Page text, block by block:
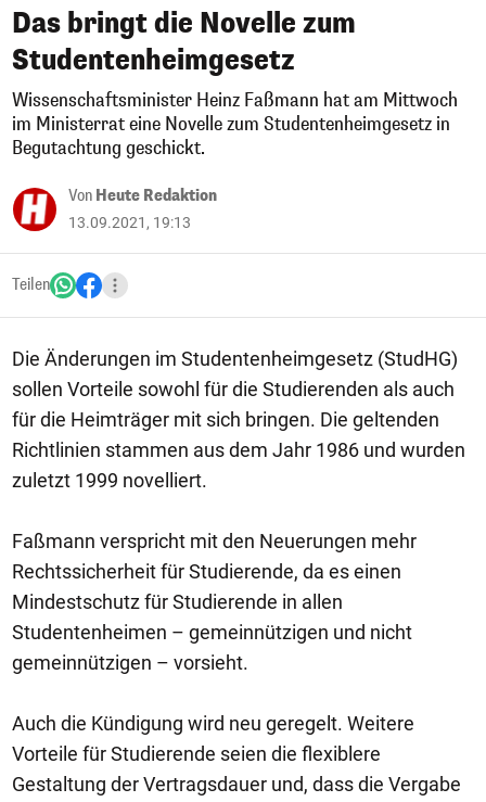
Das bringt die Novelle zum
Studentenheimgesetz
Wissenschaftsminister Heinz Faßmann hat am Mittwoch
im Ministerrat eine Novelle zum Studentenheimgesetz in
Begutachtung geschickt.
Von Heute Redaktion
13.09.2021, 19:13
Teilen
Die Änderungen im Studentenheimgesetz (StudHG)
sollen Vorteile sowohl für die Studierenden als auch
für die Heimträger mit sich bringen. Die geltenden
Richtlinien stammen aus dem Jahr 1986 und wurden
zuletzt 1999 novelliert.
Faßmann verspricht mit den Neuerungen mehr
Rechtssicherheit für Studierende, da es einen
Mindestschutz für Studierende in allen
Studentenheimen – gemeinnützigen und nicht
gemeinnützigen – vorsieht.
Auch die Kündigung wird neu geregelt. Weitere
Vorteile für Studierende seien die flexiblere
Gestaltung der Vertragsdauer und, dass die Vergabe